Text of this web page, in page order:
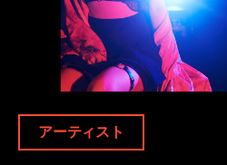
アーティスト